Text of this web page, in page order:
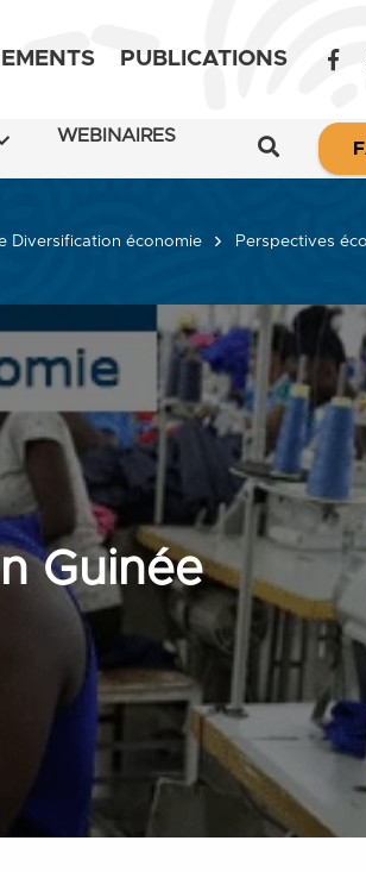
PUBLICATIONS
WEBINAIRES
Diversification économie Perspectives
Guinée